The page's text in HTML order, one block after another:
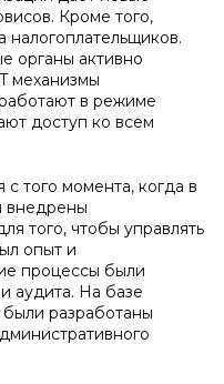
Кроме того,
налогоплательщиков.
органы активно
механизмы
в режиме
доступ ко всем
того момента, когда в
внедрены
того, чтобы управлять
опыт и
процессы были
аудита. На базе
разработаны